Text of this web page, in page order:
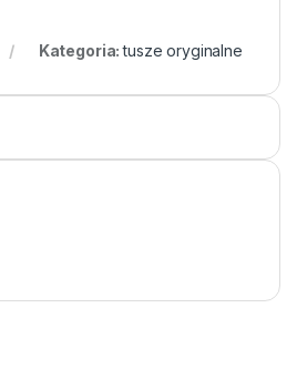
Kategoria:tusze oryginalne